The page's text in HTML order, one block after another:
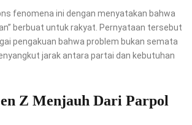
fenomena ini dengan menyatakan bahwa
berbuat untuk rakyat. Pernyataan tersebut
pengakuan bahwa problem bukan semata
jarak antara partai dan kebutuhan
Z Menjauh Dari Parpol